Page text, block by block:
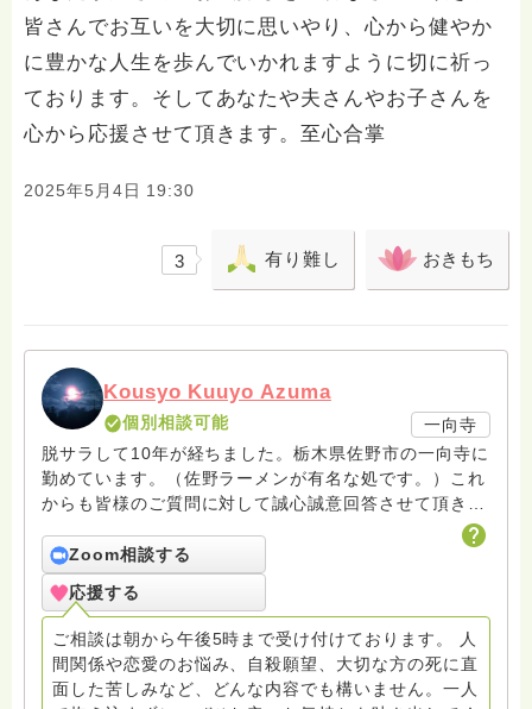
皆さんでお互いを大切に思いやり、心から健やか
に豊かな人生を歩んでいかれますように切に祈っ
ております。そしてあなたや夫さんやお子さんを
心から応援させて頂きます。至心合掌
2025年5月4日 19:30
3 有り難し おきもち
Kousyo Kuuyo Azuma
個別相談可能
一向寺
脱サラして10年が経ちました。栃木県佐野市の一向寺に
勤めています。（佐野ラーメンが有名な処です。）これ
からも皆様のご質問に対して誠心誠意回答させて頂きた
いと存じます。まだまだ修行中の身ですので至らぬ点あ
ろうかとは存じますが共に精進して参りましょうね。お
寺にもお気軽に遊びに来てください。
Zoom相談する
応援する
ご相談は朝から午後5時まで受け付けております。 人
間関係や恋愛のお悩み、自殺願望、大切な方の死に直
面した苦しみなど、どんな内容でも構いません。一人